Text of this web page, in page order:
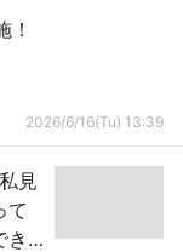
！
2026/6/16(Tu) 13:39
見
て
き